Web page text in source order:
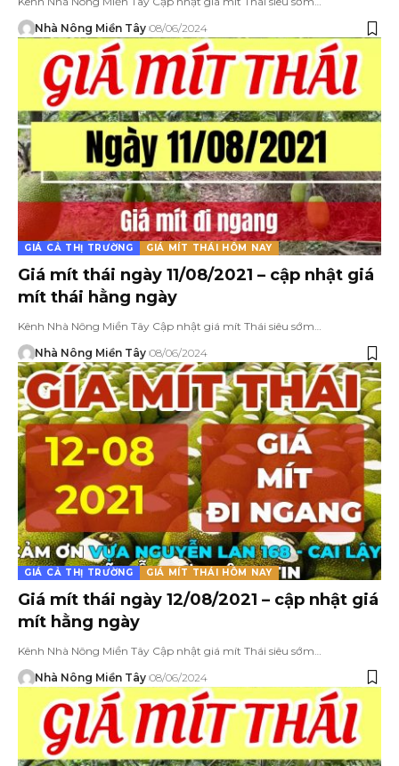
Nhà Nông Miền Tây 08/06/2024
GIÁ CẢ THỊ TRƯỜNG GIÁ MÍT THÁI HÔM NAY
Giá mít thái ngày 11/08/2021 – cập nhật giá
mít thái hằng ngày
Kênh Nhà Nông Miền Tây Cập nhật giá mít Thái siêu sớm…
Nhà Nông Miền Tây 08/06/2024
GIÁ CẢ THỊ TRƯỜNG GIÁ MÍT THÁI HÔM NAY
Giá mít thái ngày 12/08/2021 – cập nhật giá
mít hằng ngày
Kênh Nhà Nông Miền Tây Cập nhật giá mít Thái siêu sớm…
Nhà Nông Miền Tây 08/06/2024